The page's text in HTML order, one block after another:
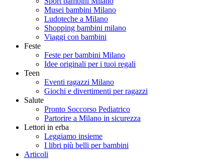
Musei bambini Milano
Ludoteche a Milano
Shopping bambini milano
Viaggi con bambini
Feste
Feste per bambini Milano
Idee originali per i tuoi regali
Teen
Eventi ragazzi Milano
Giochi e divertimenti per ragazzi
Salute
Pronto Soccorso Pediatrico
Partorire a Milano in sicurezza
Lettori in erba
Leggiamo insieme
I libri più belli per bambini
Articoli